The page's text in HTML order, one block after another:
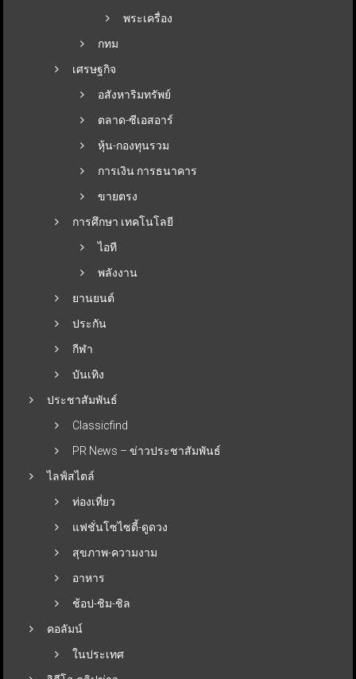
พระเครื่อง
กทม
เศรษฐกิจ
อสังหาริมทรัพย์
ตลาด-ซีเอสอาร์
หุ้น-กองทุนรวม
การเงิน การธนาคาร
ขายตรง
การศึกษา เทคโนโลยี
ไอที
พลังงาน
ยานยนต์
ประกัน
กีฬา
บันเทิง
ประชาสัมพันธ์
Classicfind
PR News – ข่าวประชาสัมพันธ์
ไลฟ์สไตล์
ท่องเที่ยว
แฟชั่นโซไซตี้-ดูดวง
สุขภาพ-ความงาม
อาหาร
ช้อป-ชิม-ชิล
คอลัมน์
ในประเทศ